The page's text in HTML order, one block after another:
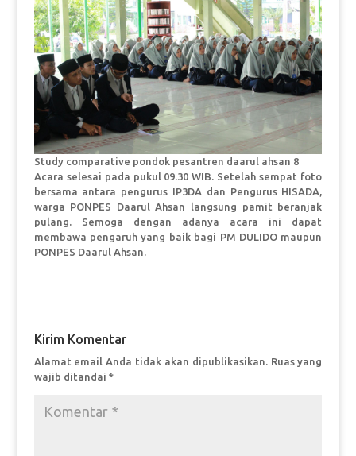
Study comparative pondok pesantren daarul ahsan 8
Acara selesai pada pukul 09.30 WIB. Setelah sempat foto
bersama antara pengurus IP3DA dan Pengurus HISADA,
warga PONPES Daarul Ahsan langsung pamit beranjak
pulang. Semoga dengan adanya acara ini dapat
membawa pengaruh yang baik bagi PM DULIDO maupun
PONPES Daarul Ahsan.
Kirim Komentar
Alamat email Anda tidak akan dipublikasikan. Ruas yang
wajib ditandai *